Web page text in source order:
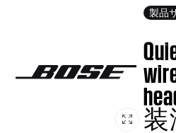
製品
装